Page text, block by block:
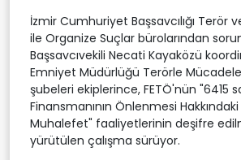
İzmir Cumhuriyet Başsavcılığı Terör
ile Organize Suçlar bürolarından
Başsavcıvekili Necati Kayaközü
Emniyet Müdürlüğü Terörle
şubeleri ekiplerince, FETÖ'nün "6415
Finansmanının Önlenmesi
Muhalefet" faaliyetlerinin deşifre
yürütülen çalışma sürüyor.